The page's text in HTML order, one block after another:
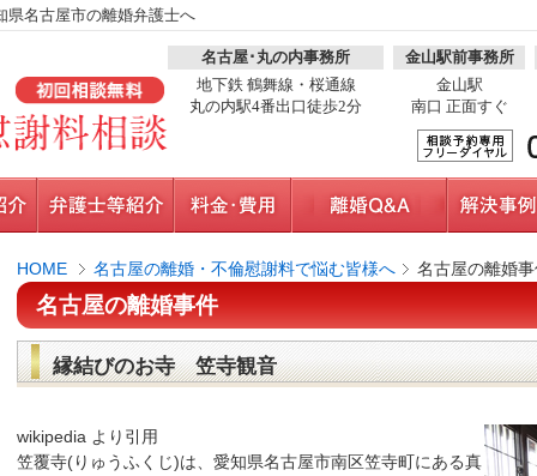
県名古屋市の離婚弁護士へ
名古屋･丸の内事務所
地下鉄 鶴舞線・桜通線
丸の内駅4番出口徒歩2分
金山駅前事務所
金山駅
南口 正面すぐ
HOME 名古屋の離婚・不倫慰謝料で悩む皆様へ 名古屋の離婚
名古屋の離婚事件
縁結びのお寺 笠寺観音
wikipedia より引用
笠覆寺(りゅうふくじ)は、愛知県名古屋市南区笠寺町にある真